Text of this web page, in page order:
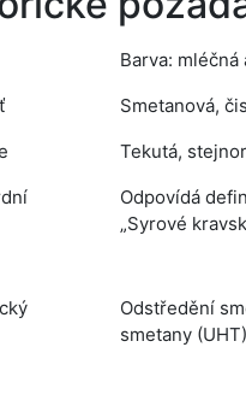
Barva: mléčná
Smetanová,
Tekutá,
Odpovídá
„Syrové
Odstředění
smetany